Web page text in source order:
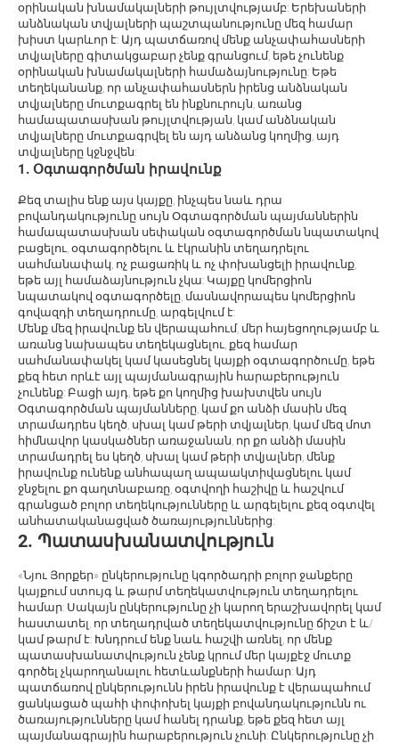
օրինական խնամակալների թույլտվությամբ: Երեխաների
անձնական տվյալների պաշտպանությունը մեզ համար
խիստ կարևոր է: Այդ պատճառով մենք անչափահասների
տվյալները գիտակցաբար չենք գրանցում, եթե չունենք
օրինական խնամակալների համաձայնությունը: Եթե
տեղեկանանք, որ անչափահասներն իրենց անձնական
տվյալները մուտքագրել են ինքնուրույն, առանց
համապատասխան թույլտվության, կամ անձնական
տվյալները մուտքագրվել են այդ անձանց կողմից, այդ
տվյալները կջնջվեն:
1. Օգտագործման իրավունք
Քեզ տալիս ենք այս կայքը, ինչպես նաև դրա
բովանդակությունը սույն Օգտագործման պայմաններին
համապատասխան սեփական օգտագործման նպատակով
բացելու, օգտագործելու և էկրանին տեղադրելու
սահմանափակ, ոչ բացառիկ և ոչ փոխանցելի իրավունք,
եթե այլ համաձայնություն չկա: Կայքը կոմերցիոն
նպատակով օգտագործելը, մասնավորապես կոմերցիոն
գովազդի տեղադրումը, արգելվում է:
Մենք մեզ իրավունք են վերապահում, մեր հայեցողությամբ և
առանց նախապես տեղեկացնելու, քեզ համար
սահմանափակել կամ կասեցնել կայքի օգտագործումը, եթե
քեզ հետ որևէ այլ պայմանագրային հարաբերություն
չունենք: Բացի այդ, եթե քո կողմից խախտվեն սույն
Օգտագործման պայմանները, կամ քո անձի մասին մեզ
տրամադրես կեղծ, սխալ կամ թերի տվյալներ, կամ մեզ մոտ
հիմնավոր կասկածներ առաջանան, որ քո անձի մասին
տրամադրել ես կեղծ, սխալ կամ թերի տվյալներ, մենք
իրավունք ունենք անհապաղ ապաակտիվացնելու կամ
ջնջելու քո գաղտնաբառը, օգտվողի հաշիվը և հաշվում
գրանցած բոլոր տեղեկությունները և արգելելու քեզ օգտվել
անհատականացված ծառայություններից:
2. Պատասխանատվություն
«Նյու Յորքեր» ընկերությունը կգործադրի բոլոր ջանքերը
կայքում ստույգ և թարմ տեղեկատվություն տեղադրելու
համար: Սակայն ընկերությունը չի կարող երաշխավորել կամ
հաստատել, որ տեղադրված տեղեկատվությունը ճիշտ է և/
կամ թարմ է: Խնդրում ենք նաև հաշվի առնել, որ մենք
պատասխանատվություն չենք կրում մեր կայքէջ մուտք
գործել չկարողանալու հետևանքների համար: Այդ
պատճառով ընկերությունն իրեն իրավունք է վերապահում
ցանկացած պահի փոփոխել կայքի բովանդակությունն ու
ծառայությունները կամ հանել դրանք, եթե քեզ հետ այլ
պայմանագրային հարաբերություն չունի: Ընկերությունը չի